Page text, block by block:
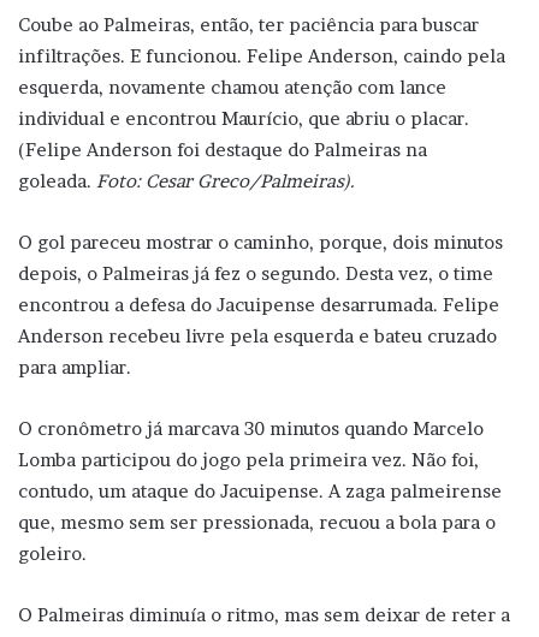
Coube ao Palmeiras, então, ter paciência para buscar
infiltrações. E funcionou. Felipe Anderson, caindo pela
esquerda, novamente chamou atenção com lance
individual e encontrou Maurício, que abriu o placar.
(Felipe Anderson foi destaque do Palmeiras na
goleada. Foto: Cesar Greco/Palmeiras).
O gol pareceu mostrar o caminho, porque, dois minutos
depois, o Palmeiras já fez o segundo. Desta vez, o time
encontrou a defesa do Jacuipense desarrumada. Felipe
Anderson recebeu livre pela esquerda e bateu cruzado
para ampliar.
O cronômetro já marcava 30 minutos quando Marcelo
Lomba participou do jogo pela primeira vez. Não foi,
contudo, um ataque do Jacuipense. A zaga palmeirense
que, mesmo sem ser pressionada, recuou a bola para o
goleiro.
O Palmeiras diminuía o ritmo, mas sem deixar de reter a